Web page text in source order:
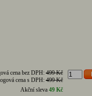
cena bez DPH:499 Kč
cena s DPH:499 Kč
Akční sleva 49 Kč